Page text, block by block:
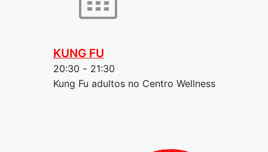
KUNG FU
20:30 - 21:30
Kung Fu adultos no Centro Wellness